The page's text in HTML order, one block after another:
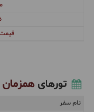
تورهای همزمان
نام سفر